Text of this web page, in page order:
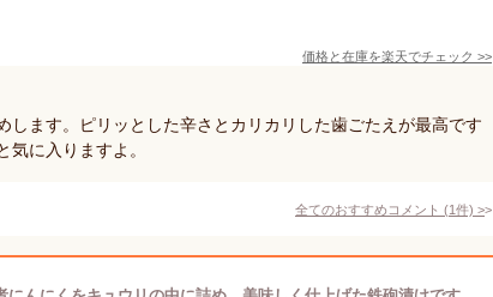
価格と在庫を楽天でチェック >>
します。ピリッとした辛さとカリカリした歯ごたえが最高です
気に入りますよ。
全てのおすすめコメント (1件) >